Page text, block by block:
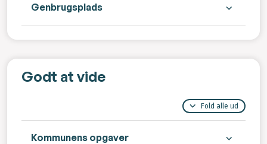
Genbrugsplads
Godt at vide
Fold alle ud
Kommunens opgaver